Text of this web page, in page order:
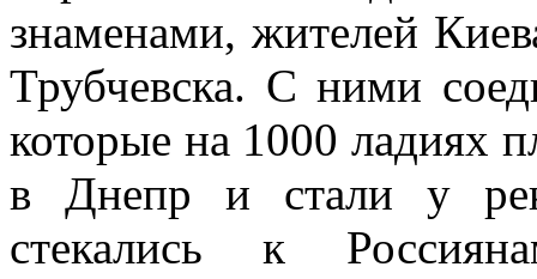
знаменами, жителей
Трубчевска. С ними
которые на 1000 ладиях
в Днепр и стали у
стекались к